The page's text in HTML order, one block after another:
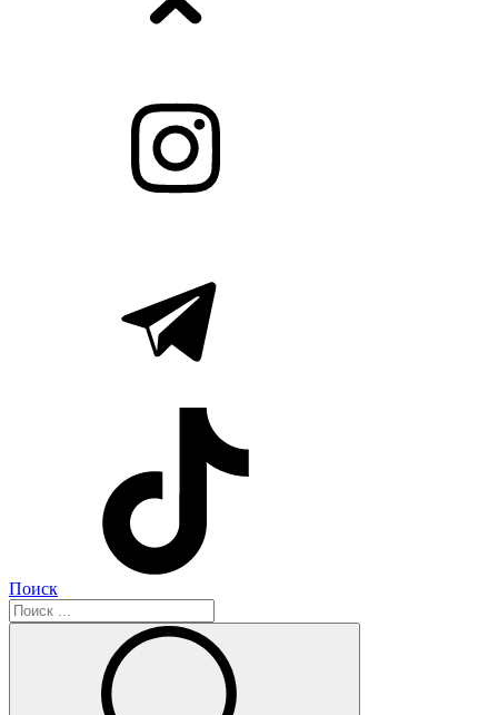
Поиск